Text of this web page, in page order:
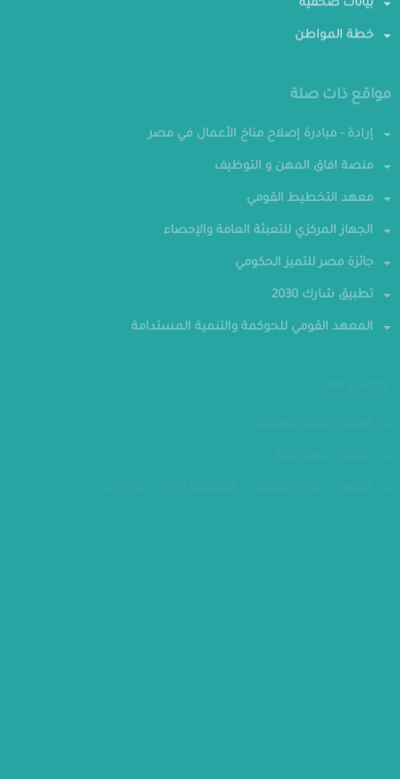
بيانات صحفية
خطة المواطن
مواقع ذات صلة
إرادة - مبادرة إصلاح مناخ الأعمال في مصر
معهد التخطيط القومي
الجهاز المركزي للتعبئة العامة والإحصاء
جائزة مصر للتميز الحكومي
المعهد القومي للحوكمة والتنمية المستدامة